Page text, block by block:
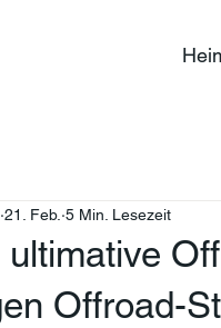
ultimative
Offroad-
21. Feb. 5 Min. Lesezeit